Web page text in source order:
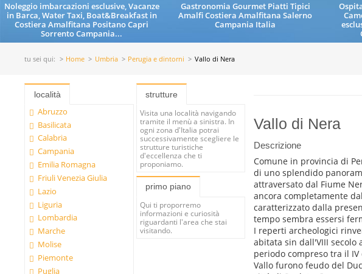
Noleggio imbarcazioni esclusive, Vacanze
in Barca, Water Taxi, Boat&Breakfast in
Costiera Amalfitana Positano Capri
Sorrento Campania...
Gastronomia Gourmet Piatti Tipici
Amalfi Costiera Amalfitana Salerno
Campania Italia
tu sei qui: Home Umbria Perugia e dintorni Vallo di Nera
località
Abruzzo
Basilicata
Calabria
Campania
Emilia Romagna
Friuli Venezia Giulia
Lazio
Liguria
Lombardia
Marche
Molise
Piemonte
Puglia
strutture
Visita una località navigando
tramite il menù a sinistra. In
ogni zona d'Italia potrai
successivamente scegliere le
strutture turistiche
d'eccellenza che ti
proponiamo.
primo piano
Qui ti proporremo
informazioni e curiosità
riguardanti l'area che stai
visitando.
Vallo di Nera
Descrizione
Comune in provincia di
di uno splendido
attraversato dal Fiume
ancora completamente
caratterizzato dalla
tempo sembra essersi
I reperti archeologici
abitata sin dall'VIII secolo
periodo compreso tra il
Vallo furono feudo del